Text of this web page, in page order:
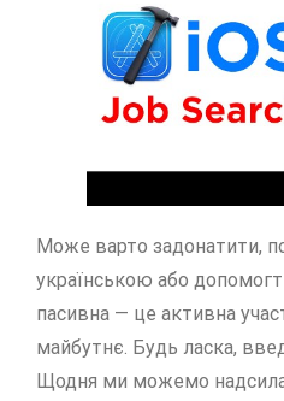
Може варто задонатити,
українською або
пасивна — це активна
майбутнє. Будь ласка,
Щодня ми можемо